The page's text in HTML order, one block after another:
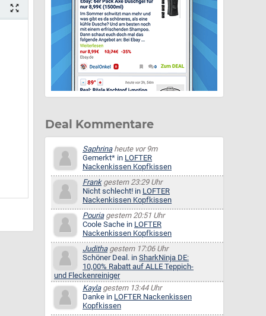
Deal Kommentare
Saphrinaheute vor 9m
Gemerkt* in LOFTER
Nackenkissen Kopfkissen
Frankgestern 23:29 Uhr
Nicht schlecht! in LOFTER
Nackenkissen Kopfkissen
Pouriagestern 20:51 Uhr
Coole Sache in LOFTER
Nackenkissen Kopfkissen
Judithagestern 17:06 Uhr
Schöner Deal. in SharkNinja DE:
10,00% Rabatt auf ALLE Teppich-
und Fleckenreiniger
Kaylagestern 13:44 Uhr
Danke in LOFTER Nackenkissen
Kopfkissen